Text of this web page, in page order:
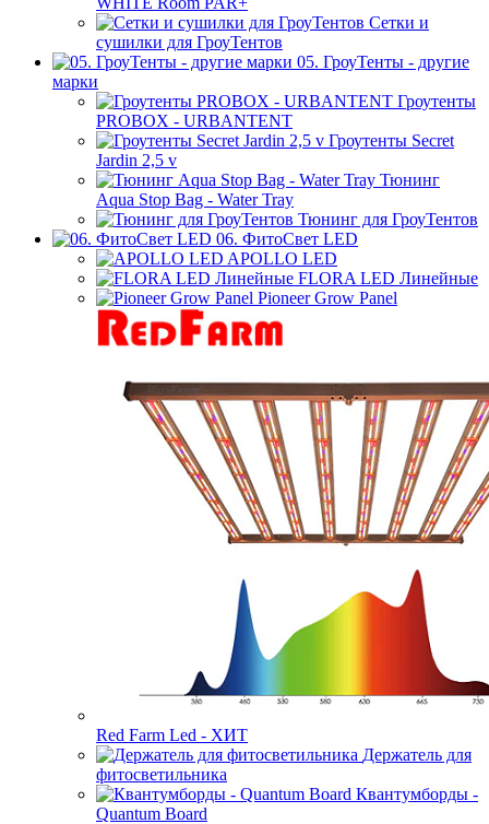
Сетки и
сушилки для ГроуТентов
05. ГроуТенты - другие
марки
Гроутенты
PROBOX - URBANTENT
Гроутенты Secret
Jardin 2,5 v
Тюнинг
Aqua Stop Bag - Water Tray
Тюнинг для ГроуТентов
06. ФитоСвет LED
APOLLO LED
FLORA LED Линейные
Pioneer Grow Panel
Red Farm Led - ХИТ
Держатель для
фитосветильника
Квантумборды -
Quantum Board